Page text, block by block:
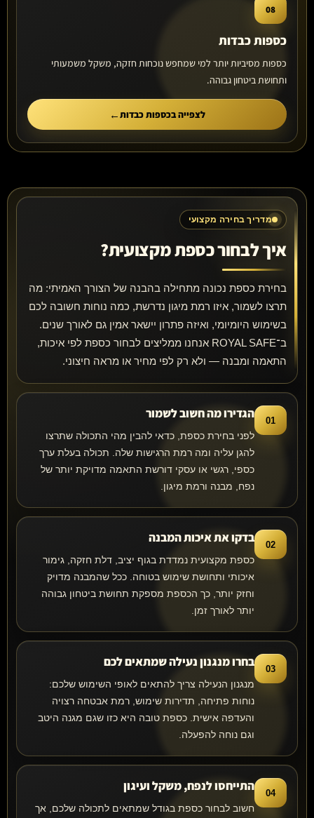
08
כספות כבדות
כספות מסיביות יותר למי שמחפש נוכחות חזקה, משקל משמעותי
ותחושת ביטחון גבוהה.
לצפייה בכספות כבדות
מדריך בחירה מקצועי
איך לבחור כספת מקצועית?
בחירת כספת נכונה מתחילה בהבנה של הצורך האמיתי: מה
תרצו לשמור, איזו רמת מיגון נדרשת, כמה נוחות חשובה לכם
בשימוש היומיומי, ואיזה פתרון יישאר אמין גם לאורך שנים.
ב־ROYAL SAFE אנחנו ממליצים לבחור כספת לפי איכות,
התאמה ומבנה — ולא רק לפי מחיר או מראה חיצוני.
01 הגדירו מה חשוב לשמור
לפני בחירת כספת, כדאי להבין מהי התכולה שתרצו
להגן עליה ומה רמת הרגישות שלה. תכולה בעלת ערך
כספי, רגשי או עסקי דורשת התאמה מדויקת יותר של
נפח, מבנה ורמת מיגון.
02 בדקו את איכות המבנה
כספת מקצועית נמדדת בגוף יציב, דלת חזקה, גימור
איכותי ותחושת שימוש בטוחה. ככל שהמבנה מדויק
וחזק יותר, כך הכספת מספקת תחושת ביטחון גבוהה
יותר לאורך זמן.
03 בחרו מנגנון נעילה שמתאים לכם
מנגנון הנעילה צריך להתאים לאופי השימוש שלכם:
נוחות פתיחה, תדירות שימוש, רמת אבטחה רצויה
והעדפה אישית. כספת טובה היא כזו שגם מגנה היטב
וגם נוחה להפעלה.
04 התייחסו לנפח, משקל ועיגון
חשוב לבחור כספת בגודל שמתאים לתכולה שלכם, אך